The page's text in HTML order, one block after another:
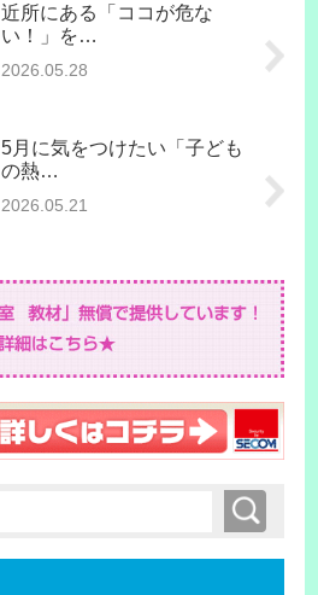
近所にある「ココが危な
い！」を…
2026.05.28
5月に気をつけたい「子ども
の熱…
2026.05.21
検索